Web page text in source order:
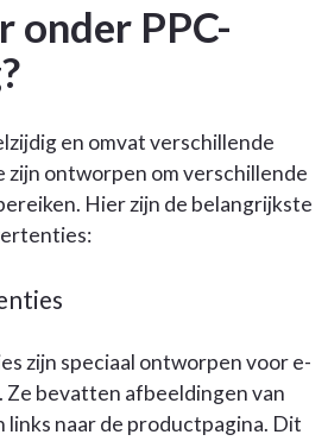
onder PPC-
en omvat verschillende
ontworpen om verschillende
Hier zijn de belangrijkste
zijn speciaal ontworpen voor e-
Ze bevatten afbeeldingen van
links naar de productpagina. Dit